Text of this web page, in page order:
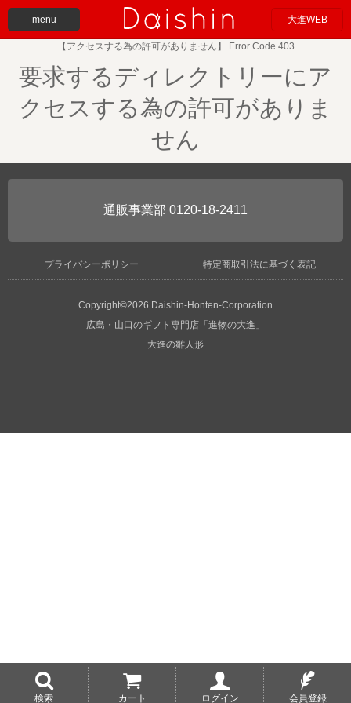
menu 大進WEB
検索 カート ログイン 会員登録
【アクセスする為の許可がありません】 Error Code 403
要求するディレクトリーにア
クセスする為の許可がありま
せん
0120-18-2411
プライバシーポリシー 特定商取引法に基づく表記
Copyright©2026 Daishin-Honten-Corporation
広島・山口のギフト専門店「進物の大進」
大進の雛人形